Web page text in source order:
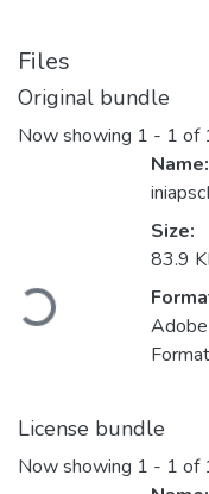
Files
Original bundle
Now showing 1 - 1 of
Loading...
Name:
Size:
83.9
Format
License bundle
Now showing 1 - 1 of